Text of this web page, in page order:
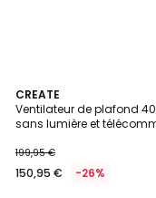
CREATE
Ventilateur de plafond
sans lumière et
199,95 €
150,95 € -26%
2
Couleurs